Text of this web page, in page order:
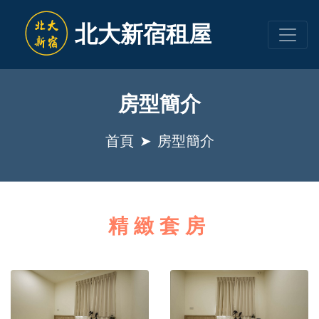
北大新宿租屋
房型簡介
首頁 房型簡介
精緻套房